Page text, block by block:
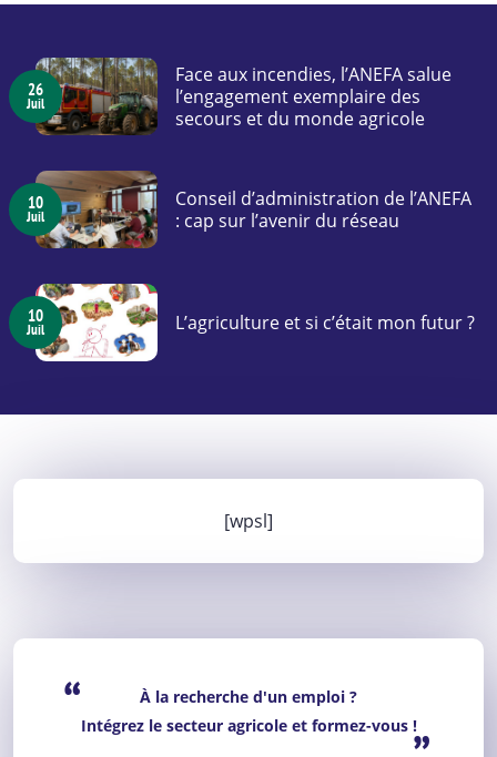
26
Juil
Face aux incendies, l’ANEFA salue
l’engagement exemplaire des
secours et du monde agricole
10
Juil
Conseil d’administration de l’ANEFA
: cap sur l’avenir du réseau
10
Juil L’agriculture et si c’était mon futur ?
[wpsl]
“
À la recherche d'un emploi ?
Intégrez le secteur agricole et formez-vous !